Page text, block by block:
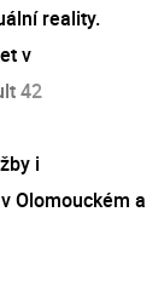
reality.
v
42
i
Olomouckém a